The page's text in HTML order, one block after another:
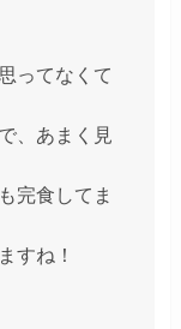
ってなくて
、あまく見
完食してま
すね！